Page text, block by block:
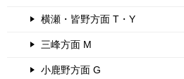
横瀬・皆野方面 T・Y
三峰方面 M
小鹿野方面 G